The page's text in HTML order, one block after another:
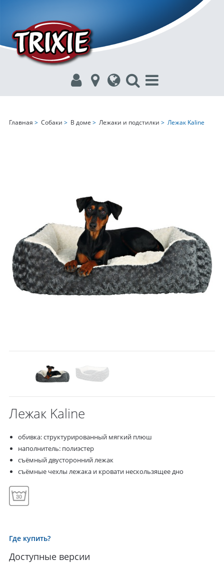
Главная > Собаки > В доме > Лежаки и подстилки > Лежак Kaline
Лежак Kaline
обивка: структурированный мягкий плюш
наполнитель: полиэстер
съёмный двусторонний лежак
съёмные чехлы лежака и кровати нескользящее дно
Где купить?
Доступные версии